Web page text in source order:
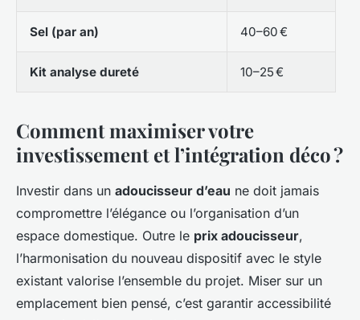
Sel (par an) 40–60 €
Kit analyse dureté 10–25 €
Comment maximiser votre
investissement et l’intégration déco ?
Investir dans un adoucisseur d’eau ne doit jamais
compromettre l’élégance ou l’organisation d’un
espace domestique. Outre le prix adoucisseur,
l’harmonisation du nouveau dispositif avec le style
existant valorise l’ensemble du projet. Miser sur un
emplacement bien pensé, c’est garantir accessibilité